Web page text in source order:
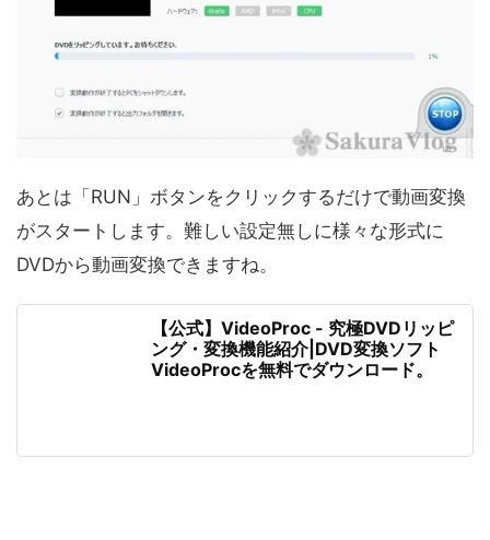
あとは「RUN」ボタンをクリックするだけで動画変換
がスタートします。難しい設定無しに様々な形式に
DVDから動画変換できますね。
【公式】VideoProc - 究極DVDリッピ
ング・変換機能紹介|DVD変換ソフト
VideoProcを無料でダウンロード。